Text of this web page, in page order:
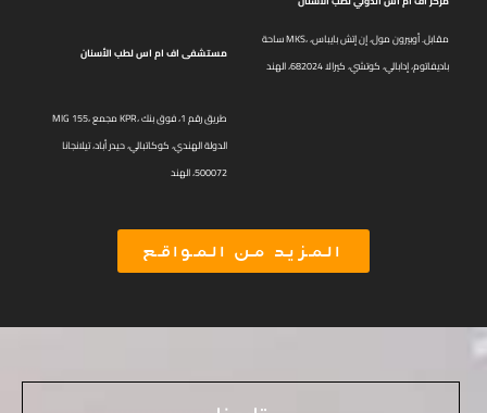
مستشفى اف ام اس لطب الأسنان
MIG 155، مجمع KPR، طريق رقم 1، فوق بنك
الدولة الهندي، كوكاتبالي، حيدر أباد، تيلانجانا
500072، الهند
ساحة MKS، مقابل. أوبيرون مول، إن إتش بايباس،
باديفاتوم، إدابالي، كوتشي، كيرالا 682024، الهند
المزيد من المواقع